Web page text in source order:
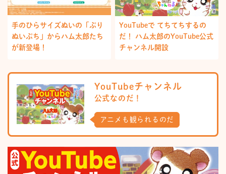
手のひらサイズぬいの「ぷり
ぬいぷち」からハム太郎たち
が新登場！
YouTubeで てちてちするの
だ！ ハム太郎のYouTube公式
チャンネル開設
YouTubeチャンネル
公式なのだ！
アニメも観られるのだ